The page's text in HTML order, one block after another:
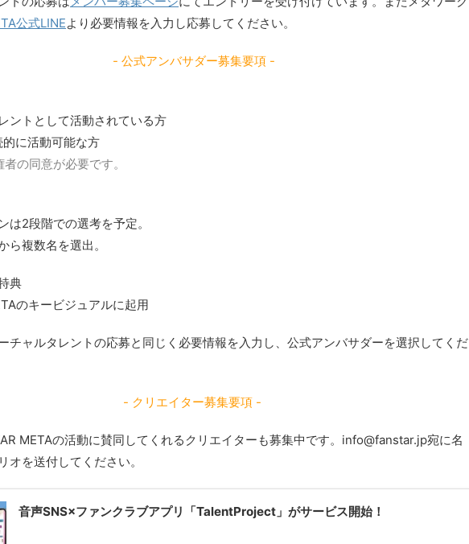
公式LINEより必要情報を入力し応募してください。
- 公式アンバサダー募集要項 -
ントとして活動されている方
的に活動可能な方
の同意が必要です。
は2段階での選考を予定。
ら複数名を選出。
典
のキービジュアルに起用
チャルタレントの応募と同じく必要情報を入力し、公式アンバサダーを選択してくだ
- クリエイター募集要項 -
METAの活動に賛同してくれるクリエイターも募集中です。info@fanstar.jp宛に名
オを送付してください。
音声SNS×ファンクラブアプリ「TalentProject」がサービス開始！